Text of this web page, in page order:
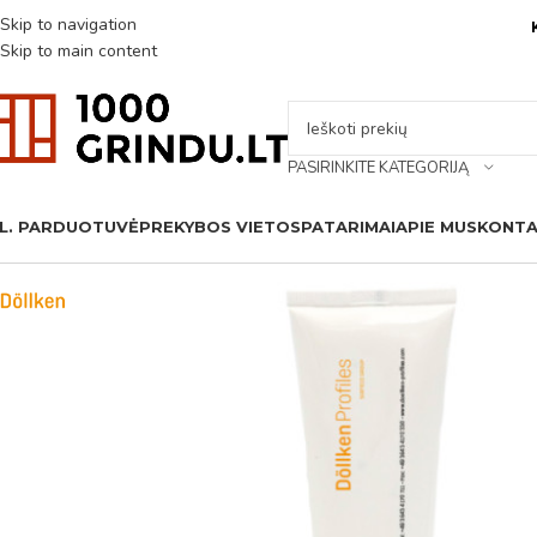
Skip to navigation
Skip to main content
PASIRINKITE KATEGORIJĄ
PARDUOTUVĖPREKYBOS VIETOSPATARIMAIAPIE MUS